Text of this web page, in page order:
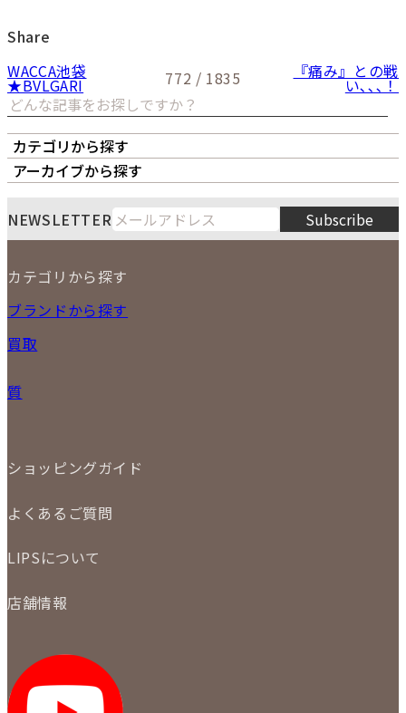
Share
WACCA池袋
★BVLGARI 772 / 1835 『痛み』との戦
い､､､！
カテゴリから探す
オーナーズボイス
LIPS通販部門 LIPS 銀座店
アーカイブから探す
8
2026
月 火 水 木 金 土
日
1
2
10
11
17
18
NEWSLETTER Subscribe
カテゴリから探す
NEW ITEM
時計
小物
ジュエリー
ブランドから探す
買取
店頭買取
LINE査定
買取実績
質
ショッピングガイド
商品について
お支払いについて
保証について
よくあるご質問
商品について
質について
返品について
LIPSについて
各事業部の紹介
STAFF BLOG
SNS
店舗情報
LIPS 新宿店
LIPS 札幌パルコ店
LIPS 札幌白石店
LIPS 通信販売事業部